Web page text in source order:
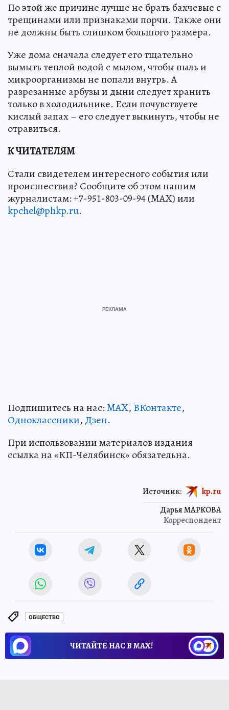
По этой же причине лучше не брать бахчевые с
трещинами или признаками порчи. Также они
не должны быть слишком большого размера.
Уже дома сначала следует его тщательно
вымыть теплой водой с мылом, чтобы пыль и
микроорганизмы не попали внутрь. А
разрезанные арбузы и дыни следует хранить
только в холодильнике. Если почувствуете
кислый запах – его следует выкинуть, чтобы не
отравиться.
К ЧИТАТЕЛЯМ
Стали свидетелем интересного события или
происшествия? Сообщите об этом нашим
журналистам: +7-951-803-09-94 (MAX) или
kpchel@phkp.ru.
Подпишитесь на нас:MAX, ВКонтакте,
Одноклассники, Дзен.
При использовании материалов издания
ссылка на «КП-Челябинск» обязательна.
Дарья МАРКОВА
Корреспондент
Источник: kp.ru
ОБЩЕСТВО
ЧИТАЙТЕ НАС В МАХ!